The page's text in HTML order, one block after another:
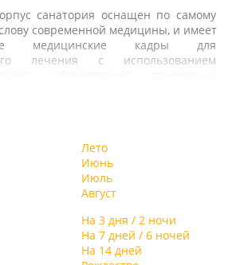
санатория оснащен по самому
современной медицины, и имеет
медицинские кадры для
лечения с использованием
санатория их располагается 8.
предложат стандартные номера и
“люксы”. Также возможно
в уединенные коттеджи. В каждом
представлена уютная лоджия,
мебели, система
телевидения и горячее
Лето
Июнь
Июль
Август
На 3 дня / 2 ночи
На 7 дней / 6 ночей
На 14 дней